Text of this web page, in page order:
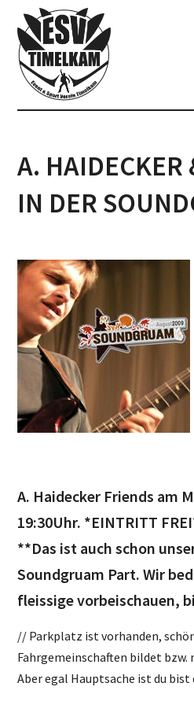
A. HAIDECKER
IN DER
A. Haidecker Friends am
19:30Uhr. *EINTRITT
**Das ist auch schon
Soundgruam Part. Wir
fleissige vorbeischauen,
// Parkplatz ist vorhanden,
Fahrgemeinschaften bildet
Aber egal Hauptsache ist du bist